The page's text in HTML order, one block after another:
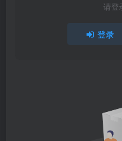
请登
登录